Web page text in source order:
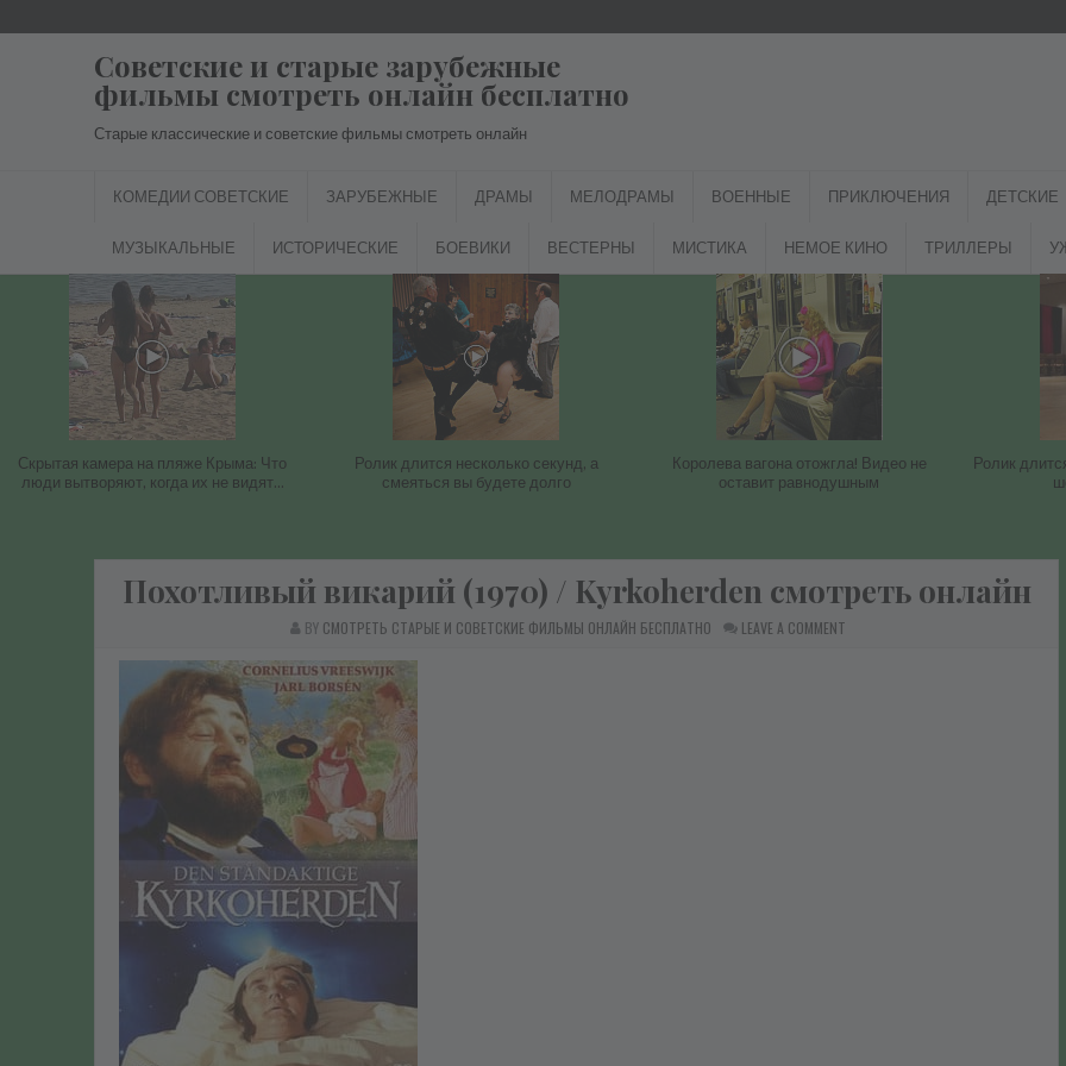
к
содержимомуСоветские и старые зарубежные
фильмы смотреть онлайн бесплатно
Старые классические и советские фильмы смотреть онлайн
КОМЕДИИ СОВЕТСКИЕ ЗАРУБЕЖНЫЕ ДРАМЫ МЕЛОДРАМЫ ВОЕННЫЕ ПРИКЛЮЧЕНИЯ ДЕТСКИЕ
МУЗЫКАЛЬНЫЕ ИСТОРИЧЕСКИЕ БОЕВИКИ ВЕСТЕРНЫ МИСТИКА НЕМОЕ КИНО ТРИЛЛЕРЫ
Скрытая камера на пляже Крыма: Что
люди вытворяют, когда их не видят...
Ролик длится несколько секунд, а
смеяться вы будете долго
Королева вагона отожгла! Видео не
оставит равнодушным
Ролик
Похотливый викарий (1970) / Kyrkoherden смотреть онлайн
BY СМОТРЕТЬ СТАРЫЕ И СОВЕТСКИЕ ФИЛЬМЫ ОНЛАЙН БЕСПЛАТНО LEAVE A COMMENTON